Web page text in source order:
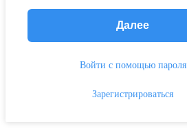
Далее
Войти с помощью пароля
Зарегистрироваться